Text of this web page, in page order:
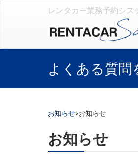
レンタカー業務予約シス
よくある質問
お知らせ>お知らせ
お知らせ